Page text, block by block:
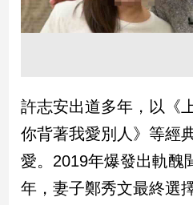
品
政
治
政
治
焦
許志安出道多年，以《
你背著我愛別人》等經
愛。2019年爆發出軌醜
年，妻子鄭秀文最終選